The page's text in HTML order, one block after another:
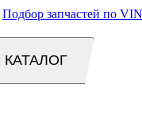
Подбор запчастей по
КАТАЛОГ